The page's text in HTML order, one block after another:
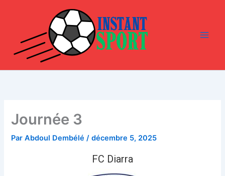
Journée 3
ParAbdoul Dembélé/décembre 5, 2025
FC Diarra